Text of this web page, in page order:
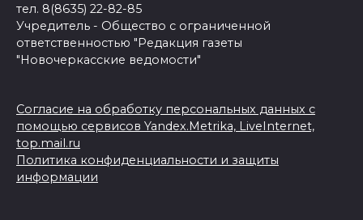
тел. 8(8635) 22-82-85
Учредитель - Общество с ограниченной
ответственностью "Редакция газеты
"Новочеркасские ведомости"
Согласие на обработку персональных данных с
помощью сервисов Yandex.Metrika, LiveInternet,
top.mail.ru
Политика конфиденциальности и защиты
информации